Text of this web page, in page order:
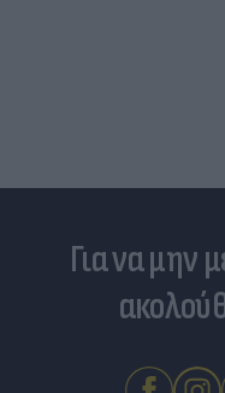
Για να μην